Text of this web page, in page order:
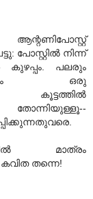
പോസ്റ്റില്‍ നിന്ന്
കുഴപ്പം. പലരും
ഒരു
കൂട്ടത്തില്‍
മാത്രം
കവിത തന്നെ!